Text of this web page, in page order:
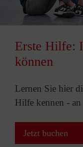
Erste Hilfe:
können
Lernen Sie hier
Hilfe kennen -
Jetzt buchen